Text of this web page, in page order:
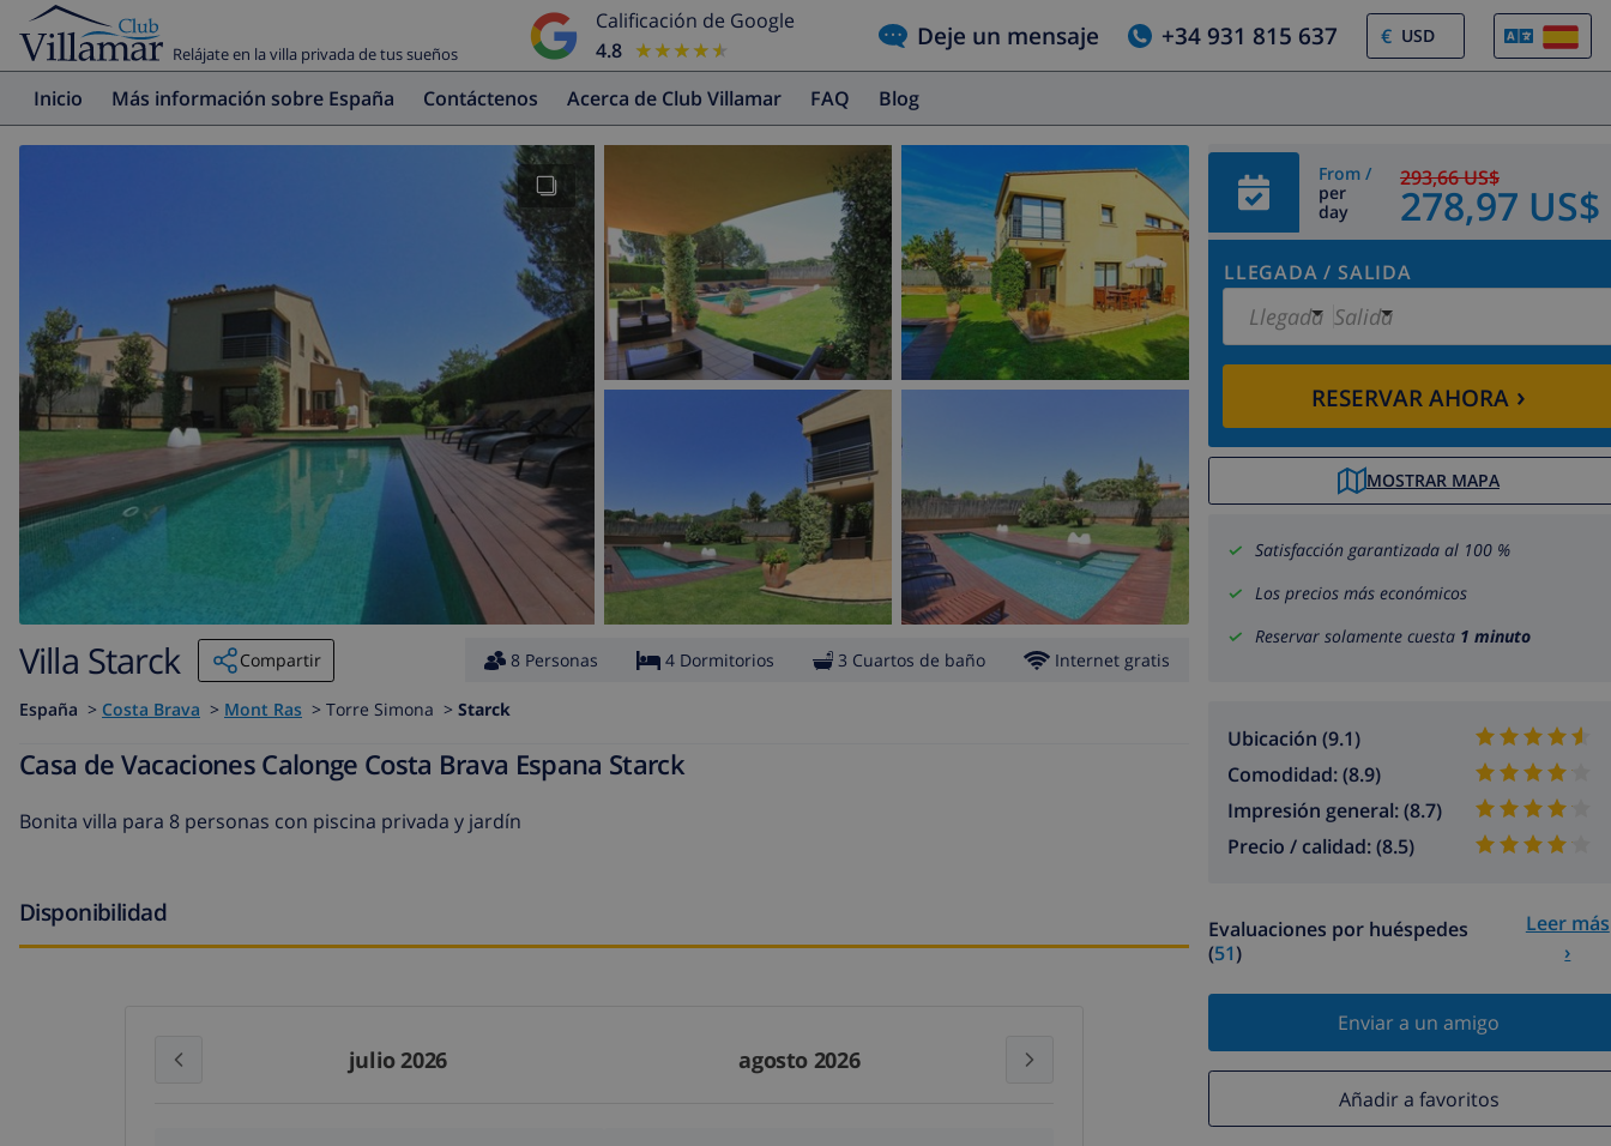
Relájate en la villa privada de tus sueños
Calificación de Google
4.8
★★★★★
★★★★★ Deje un mensaje +34 931 815 637 €
Inicio Más información sobre España Contáctenos Acerca de Club Villamar FAQ Blog
From /
per
day
293,66 US$
278,97 US$
LLEGADA / SALIDA
Llegada Salida
RESERVAR AHORA ›
MOSTRAR MAPA
Satisfacción garantizada al 100 %
Los precios más económicos
Reservar solamente cuesta 1 minuto
Ubicación (9.1)
Comodidad: (8.9)
Impresión general: (8.7)
Precio / calidad: (8.5)
Evaluaciones por huéspedes
(51)
Leer más
›
Enviar a un amigo
Añadir a favoritos
Villa Starck Compartir 8 Personas 4 Dormitorios 3 Cuartos de baño Internet gratis
España > Costa Brava > Mont Ras > Torre Simona > Starck
Casa de Vacaciones Calonge Costa Brava Espana Starck
Bonita villa para 8 personas con piscina privada y jardín
Disponibilidad
julio 2026 agosto 2026